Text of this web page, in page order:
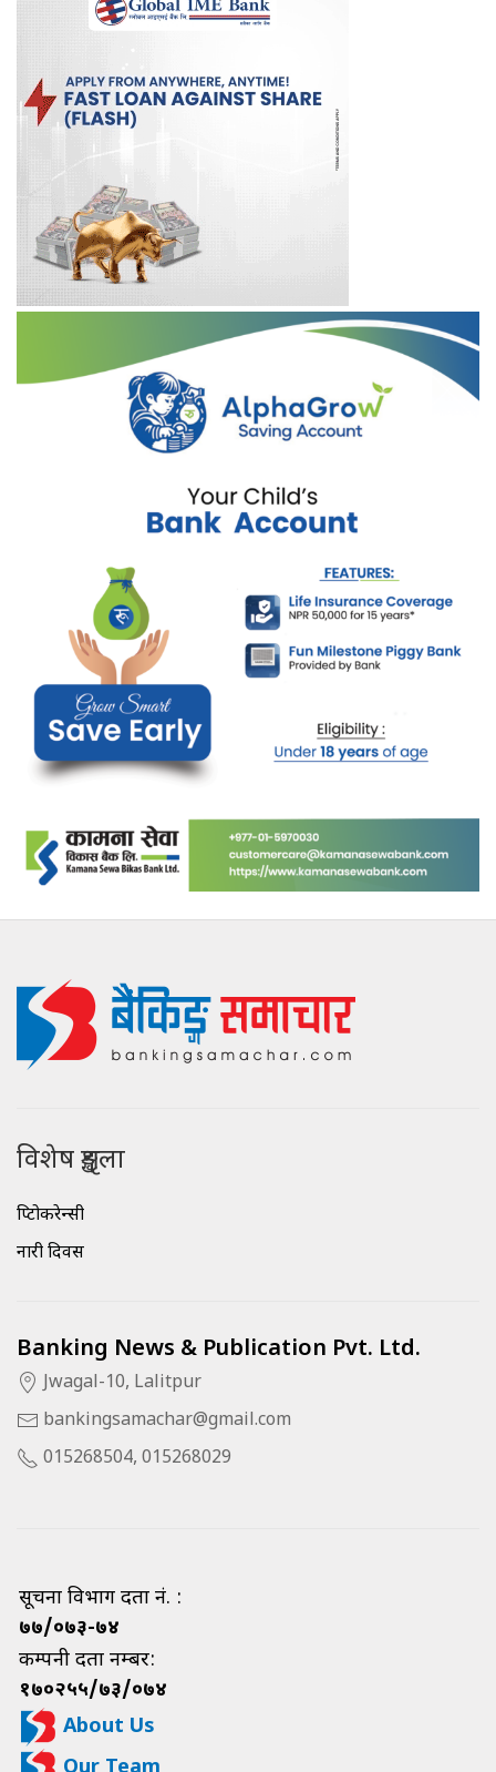
विशेष शृङ्खला
क्रिप्टोकरेन्सी
नारी दिवस
Banking News & Publication Pvt. Ltd.
Jwagal-10, Lalitpur
bankingsamachar@gmail.com
015268504, 015268029
सूचना विभाग दर्ता नं. :
७७/०७३-७४
कम्पनी दर्ता नम्बर:
१७०२५५/७३/०७४
About Us